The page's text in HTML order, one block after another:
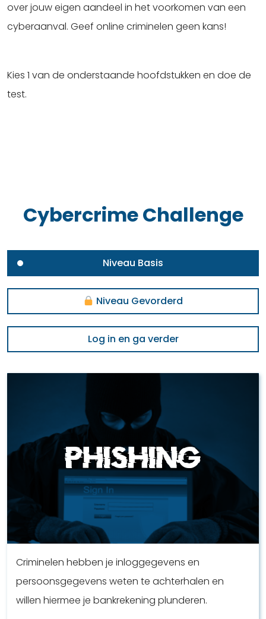
over jouw eigen aandeel in het voorkomen van een
cyberaanval. Geef online criminelen geen kans!
Kies 1 van de onderstaande hoofdstukken en doe de
test.
Cybercrime Challenge
Niveau Basis
Niveau Gevorderd
Log in en ga verder
Phishing
Criminelen hebben je inloggegevens en
persoonsgegevens weten te achterhalen en
willen hiermee je bankrekening plunderen.